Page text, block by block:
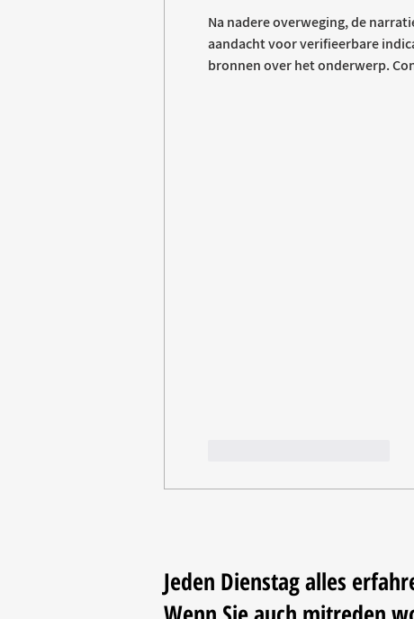
Na nadere overweging, de
aandacht voor verifieerbare
bronnen over het onderwerp.
Jeden Dienstag alles